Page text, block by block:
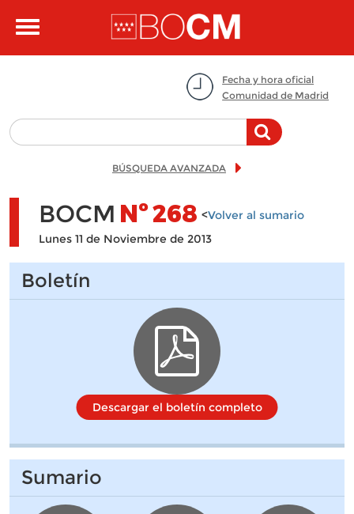
Toggle
Fecha y hora oficial
Comunidad de Madrid
BÚSQUEDA AVANZADA
BOCM Nº268 <Volver al sumario
Lunes 11 de Noviembre de 2013
Boletín
Descargar el boletín completo
Sumario